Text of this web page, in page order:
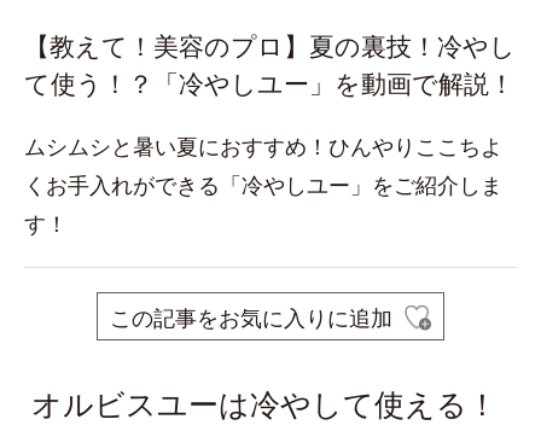
【教えて！美容のプロ】夏の裏技！冷やし
て使う！？「冷やしユー」を動画で解説！
ムシムシと暑い夏におすすめ！ひんやりここちよ
くお手入れができる「冷やしユー」をご紹介しま
す！
この記事をお気に入りに追加
オルビスユーは冷やして使える！